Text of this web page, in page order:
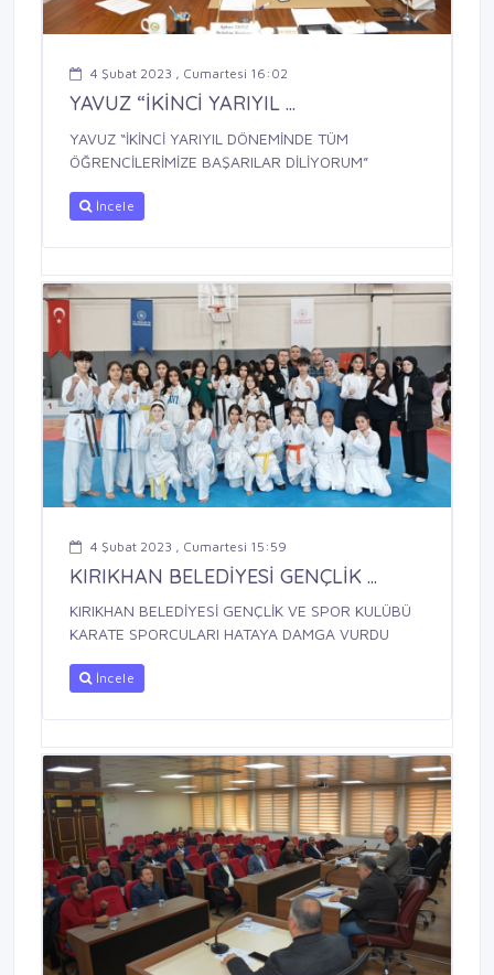
4 Şubat 2023 , Cumartesi 16:02
YAVUZ “İKİNCİ YARIYIL ...
YAVUZ “İKİNCİ YARIYIL DÖNEMİNDE TÜM
ÖĞRENCİLERİMİZE BAŞARILAR DİLİYORUM”
İncele
4 Şubat 2023 , Cumartesi 15:59
KIRIKHAN BELEDİYESİ GENÇLİK ...
KIRIKHAN BELEDİYESİ GENÇLİK VE SPOR KULÜBÜ
KARATE SPORCULARI HATAYA DAMGA VURDU
İncele